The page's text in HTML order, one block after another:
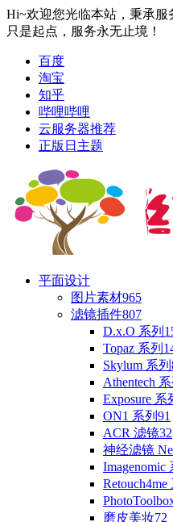
Hi~欢迎您光临本站，秉承
只是起点，服务永无止境！
百度
淘宝
知乎
哔哩哔哩
云服务器推荐
正版日主题
平面设计
图片素材965
滤镜插件807
D.x.O 系列
Topaz 系列
Skylum 系列
Athentech 系
Exposure 系
ON1 系列 91
ACR 滤镜32
神经滤镜
Imagenomic
Retouch4me
磨皮美妆72